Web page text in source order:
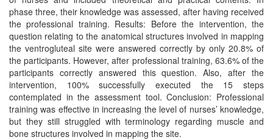
phase three, their knowledge was assessed, after having received
the professional training. Results: Before the intervention, the
question relating to the anatomical structures involved in mapping
the ventrogluteal site were answered correctly by only 20.8% of
the participants. However, after professional training, 63.6% of the
participants correctly answered this question. Also, after the
intervention, 100% successfully executed the 15 steps
contemplated in the assessment tool. Conclusion: Professional
training was effective in increasing the level of nurses’ knowledge,
but they still struggled with terminology regarding muscle and
bone structures involved in mapping the site.